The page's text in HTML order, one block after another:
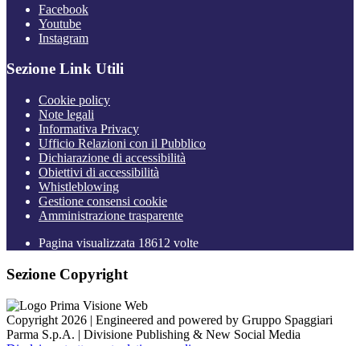
Facebook
Youtube
Instagram
Sezione Link Utili
Cookie policy
Note legali
Informativa Privacy
Ufficio Relazioni con il Pubblico
Dichiarazione di accessibilità
Obiettivi di accessibilità
Whistleblowing
Gestione consensi cookie
Amministrazione trasparente
Pagina visualizzata 18612 volte
Sezione Copyright
Copyright 2026 | Engineered and powered by Gruppo Spaggiari
Parma S.p.A. | Divisione Publishing & New Social Media